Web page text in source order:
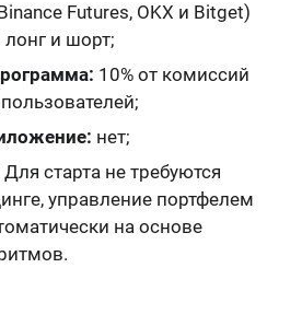
Futures, OKX и Bitget)
лонг и шорт;
10% от комиссий
нет;
Для старта не требуются
управление портфелем
на основе